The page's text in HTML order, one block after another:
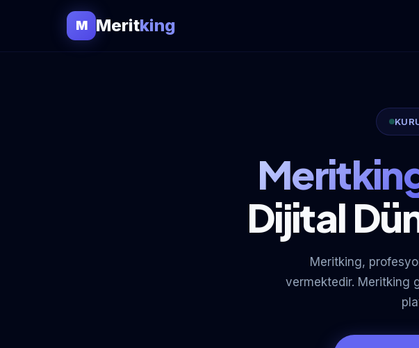
M Meritking
Dijital
Meritking,
vermektedir. Meritking